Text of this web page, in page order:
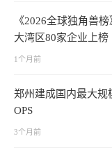
《2026全球独角兽
大湾区80家企业上榜
1个月前
郑州建成国内最大规
OPS
3个月前